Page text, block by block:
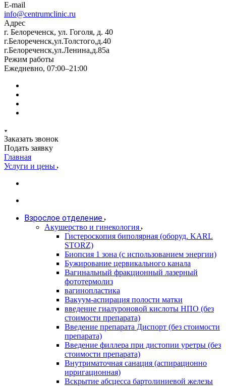
E-mail
info@centrumclinic.ru
Адрес
г. Белореченск, ул. Гоголя, д. 40
г.Белореченск,ул.Толстого,д.40
г.Белореченск,ул.Ленина,д.85а
Режим работы
Ежедневно, 07:00–21:00
Заказать звонок
Подать заявку
Главная
Услуги и цены
Взрослое отделение
Акушерство и гинекология
Гистероскопия биполярная (оборуд. KARL
STORZ)
Биопсия 1 зона (с использованием энергии)
Бужирование цервикального канала
Вагинальный фракционный лазерный
фототермолиз
вагинопластика
Вакуум-аспирация полости матки
введение гиалуроновой кислоты НПО (без
стоимости препарата)
Введение препарата Диспорт (без стоимости
препарата)
Введение филлера при дистопии уретры (без
стоимости препарата)
Внутриматочная санация (аспирационно
ирригационная)
Вскрытие абсцесса бартолиниевой железы